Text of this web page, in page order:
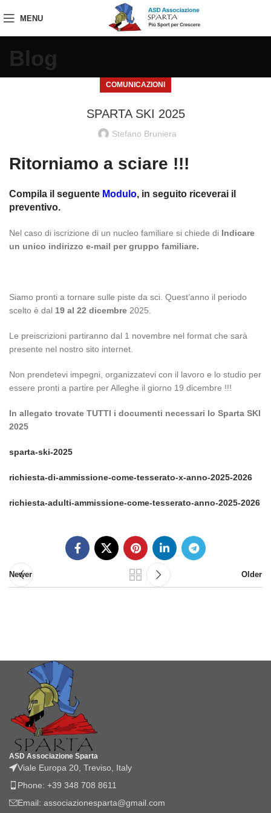
MENU
Blog
COMUNICAZIONI
SPARTA SKI 2025
Stefano Bruniera
Ritorniamo a sciare !!!
Compila il seguente Modulo, in seguito riceverai il
preventivo.
Nel caso di iscrizione di un nucleo familiare si chiede di Indicare
un unico indirizzo e-mail per gruppo familiare.
Siamo pronti a tornare sulle piste da sci. Quest’anno il periodo
scelto è dal 19 al 22 dicembre 2025.
Le preiscrizioni partiranno dal 1 novembre nel format che sarà
presente nel nostro sito internet.
Non prendetevi impegni, organizzatevi con il lavoro e lo studio per
essere pronti a partire per Alleghe il giorno 19 dicembre !!!
In allegato trovate TUTTI i documenti necessari lo Sparta SKI
2025
sparta-ski-2025
richiesta-di-ammissione-come-tesserato-x-anno-2025-2026
richiesta-adulti-ammissione-come-tesserato-anno-2025-2026
Newer Older
ASD Associazione Sparta
Viale Europa 20, Treviso, Italy
Phone: +39 348 708 8611
Email: associazionesparta@gmail.com